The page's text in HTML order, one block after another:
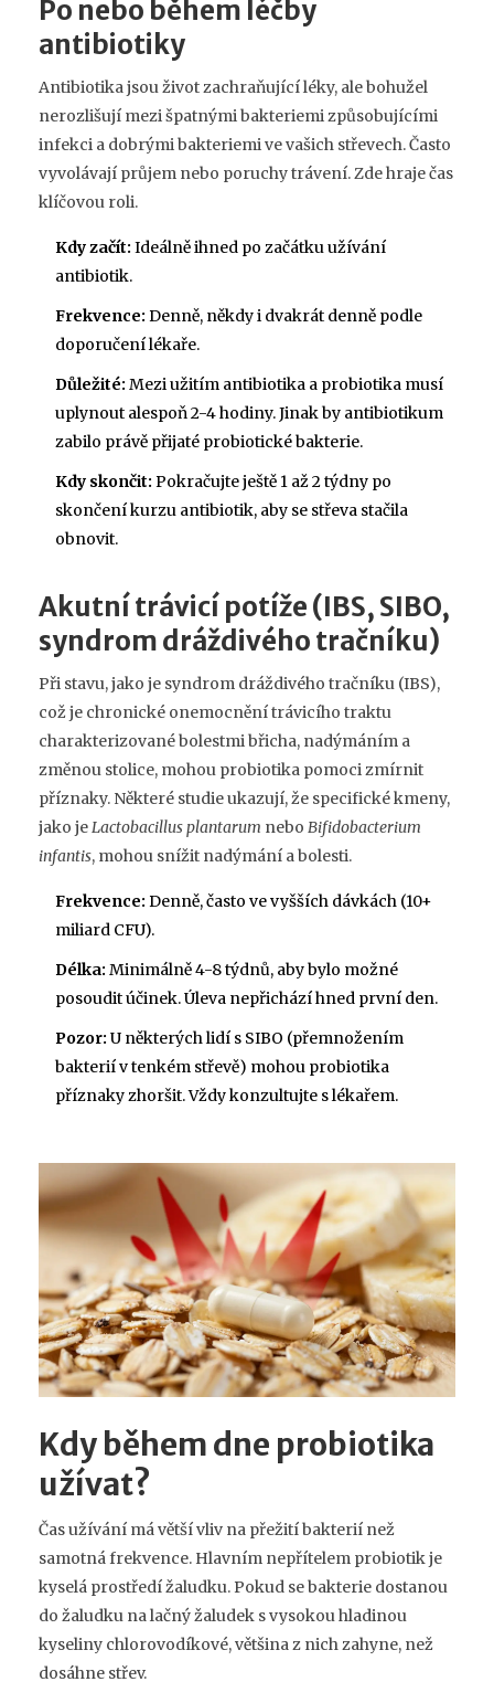
Po nebo během léčby
antibiotiky
Antibiotika jsou život zachraňující léky, ale bohužel
nerozlišují mezi špatnými bakteriemi způsobujícími
infekci a dobrými bakteriemi ve vašich střevech. Často
vyvolávají průjem nebo poruchy trávení. Zde hraje čas
klíčovou roli.
Kdy začít: Ideálně ihned po začátku užívání
antibiotik.
Frekvence: Denně, někdy i dvakrát denně podle
doporučení lékaře.
Důležité: Mezi užitím antibiotika a probiotika musí
uplynout alespoň 2-4 hodiny. Jinak by antibiotikum
zabilo právě přijaté probiotické bakterie.
Kdy skončit: Pokračujte ještě 1 až 2 týdny po
skončení kurzu antibiotik, aby se střeva stačila
obnovit.
Akutní trávicí potíže (IBS, SIBO,
syndrom dráždivého tračníku)
Při stavu, jako je syndrom dráždivého tračníku (IBS),
což je chronické onemocnění trávicího traktu
charakterizované bolestmi břicha, nadýmáním a
změnou stolice, mohou probiotika pomoci zmírnit
příznaky. Některé studie ukazují, že specifické kmeny,
jako jeLactobacillus plantarum nebo Bifidobacterium
infantis, mohou snížit nadýmání a bolesti.
Frekvence: Denně, často ve vyšších dávkách (10+
miliard CFU).
Délka: Minimálně 4-8 týdnů, aby bylo možné
posoudit účinek. Úleva nepřichází hned první den.
Pozor: U některých lidí s SIBO (přemnožením
bakterií v tenkém střevě) mohou probiotika
příznaky zhoršit. Vždy konzultujte s lékařem.
Kdy během dne probiotika
užívat?
Čas užívání má větší vliv na přežití bakterií než
samotná frekvence. Hlavním nepřítelem probiotik je
kyselá prostředí žaludku. Pokud se bakterie dostanou
do žaludku na lačný žaludek s vysokou hladinou
kyseliny chlorovodíkové, většina z nich zahyne, než
dosáhne střev.